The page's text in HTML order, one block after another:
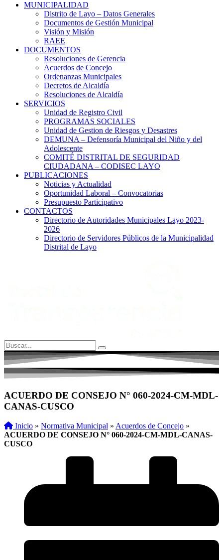
MUNICIPALIDAD
Distrito de Layo – Datos Generales
Documentos de Gestión Municipal
Visión y Misión
RAEE
DOCUMENTOS
Resoluciones de Gerencia
Acuerdos de Concejo
Ordenanzas Municipales
Decretos de Alcaldía
Resoluciones de Alcaldía
SERVICIOS
Unidad de Registro Civil
PROGRAMAS SOCIALES
Unidad de Gestion de Riesgos y Desastres
DEMUNA – Defensoría Municipal del Niño y del
Adolescente
COMITÉ DISTRITAL DE SEGURIDAD
CIUDADANA – CODISEC LAYO
PUBLICACIONES
Noticias y Actualidad
Oportunidad Laboral – Convocatorias
Presupuesto Participativo
CONTACTOS
Directorio de Autoridades Municipales Layo 2023-
2026
Directorio de Servidores Públicos de la Municipalidad
Distrital de Layo
ACUERDO DE CONSEJO N° 060-2024-CM-MDL-
CANAS-CUSCO
Inicio » Normativa Municipal » Acuerdos de Concejo »
ACUERDO DE CONSEJO N° 060-2024-CM-MDL-CANAS-
CUSCO